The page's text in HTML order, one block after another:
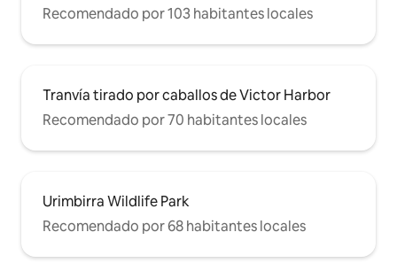
Recomendado por 103 habitantes locales
Tranvía tirado por caballos de Victor Harbor
Recomendado por 70 habitantes locales
Urimbirra Wildlife Park
Recomendado por 68 habitantes locales